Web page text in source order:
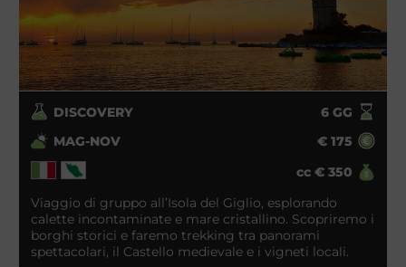
DISCOVERY 6GG
MAG-NOV
€ 175
cc € 350
Viaggio di gruppo all’Isola del Giglio, esplorando
calette incontaminate e mare cristallino. Scopriremo i
borghi storici e faremo trekking tra panorami
spettacolari, il Castello medievale e i vigneti locali.